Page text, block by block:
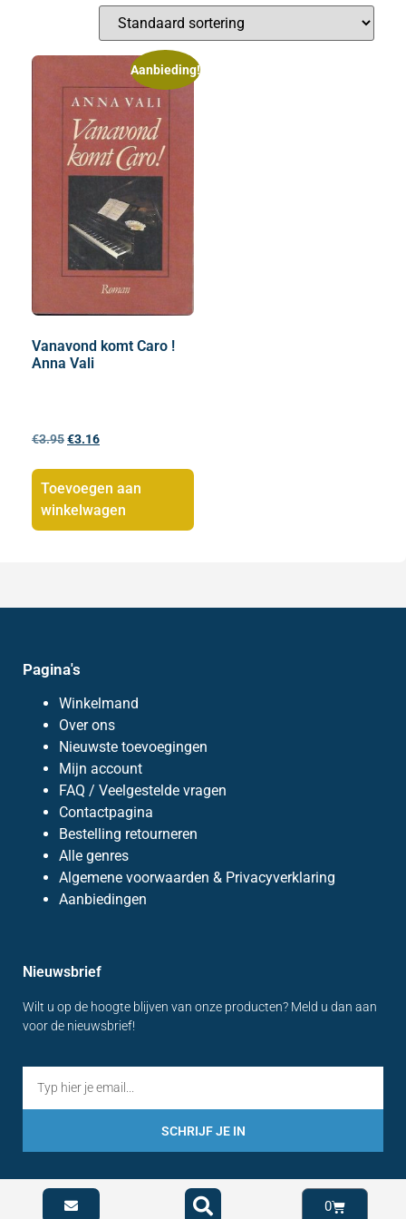
Aanbieding!
Vanavond komt Caro !
Anna Vali
€3.95€3.16
Toevoegen aan
winkelwagen
Pagina's
Winkelmand
Over ons
Nieuwste toevoegingen
Mijn account
FAQ / Veelgestelde vragen
Contactpagina
Bestelling retourneren
Alle genres
Algemene voorwaarden & Privacyverklaring
Aanbiedingen
Nieuwsbrief
Wilt u op de hoogte blijven van onze producten? Meld u dan aan
voor de nieuwsbrief!
SCHRIJF JE IN
0